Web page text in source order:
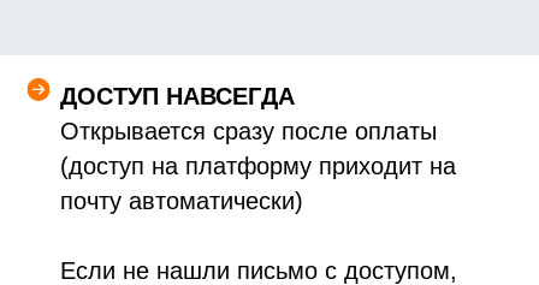
ДОСТУП НАВСЕГДА
Открывается сразу после оплаты
(доступ на платформу приходит на
почту автоматически)
Если не нашли письмо с доступом,